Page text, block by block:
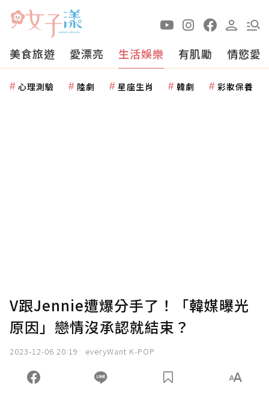
美食旅遊 愛漂亮 生活娛樂 有肌勵 情慾愛
心理測驗 陸劇 星座生肖 韓劇 彩妝保養
V跟Jennie遭爆分手了！「韓媒曝光
原因」戀情沒承認就結束？
2023-12-06 20:19 everyWant K-POP